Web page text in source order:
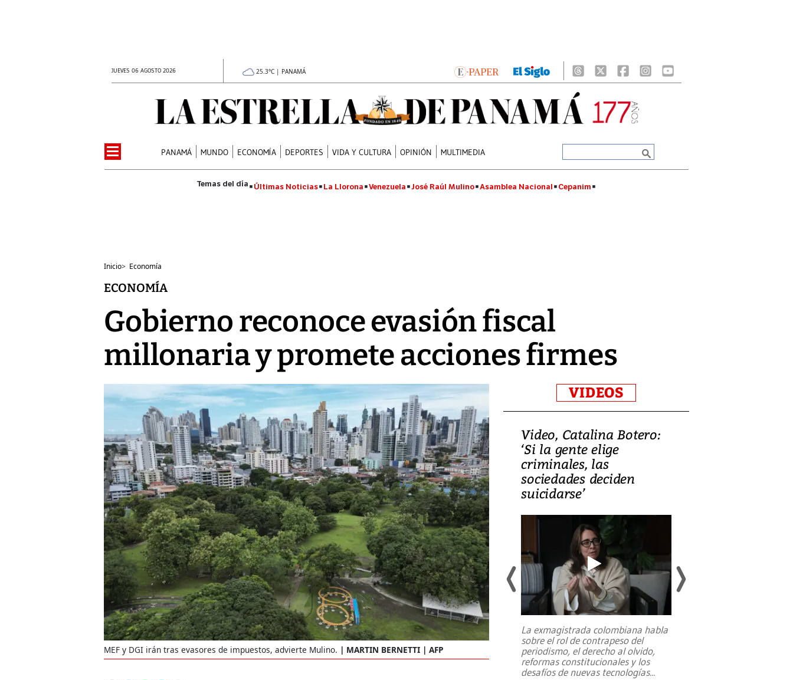
JUEVES 06 AGOSTO 2026 25.3°C | PANAMÁ
PANAMÁ MUNDO ECONOMÍA DEPORTES VIDA Y CULTURA OPINIÓN MULTIMEDIA
Últimas Noticias La Llorona Venezuela José Raúl Mulino Asamblea Nacional Cepanim
Inicio> Economía
ECONOMÍA
Gobierno reconoce evasión fiscal
millonaria y promete acciones firmes
MEF y DGI irán tras evasores de impuestos, advierte Mulino. MARTIN BERNETTI | AFP
VIDEOS
Video, Japón: Terremoto
deja heridos y graves
daños en Kumamoto
Un fuerte terremoto de magnitud
7,1 se registró este martes 28 de
julio en la prefectura de Kumamoto,
al sur de Japón, provocando una
emergencia de gran...
Video, Catalina Botero:
‘Si la gente elige
criminales, las
sociedades deciden
suicidarse’
La exmagistrada colombiana habla
sobre el rol de contrapeso del
periodismo, el derecho al olvido,
reformas constitucionales y los
desafíos de nuevas tecnologías...